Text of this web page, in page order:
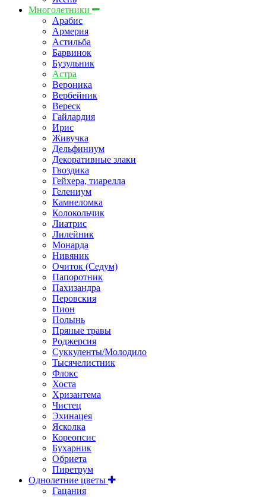
Многолетники
Арабис
Армерия
Астильбa
Барвинок
Бузульник
Астра
Вероника
Вербейник
Вереск
Гайлардия
Ирис
Живучка
Дельфиниум
Декоративные злаки
Гвоздика
Гейхера, тиарелла
Гелениум
Камнеломка
Колокольчик
Лиатрис
Лилейник
Монарда
Нивяник
Очиток (Седум)
Папоротник
Пахизандра
Перовския
Пион
Полынь
Пряные травы
Роджерсия
Суккуленты/Молодило
Тысячелистник
Флокс
Хоста
Хризантема
Чистец
Эхинацея
Ясколка
Кореопсис
Бухарник
Обриета
Пиретрум
Однолетние цветы
Гацания